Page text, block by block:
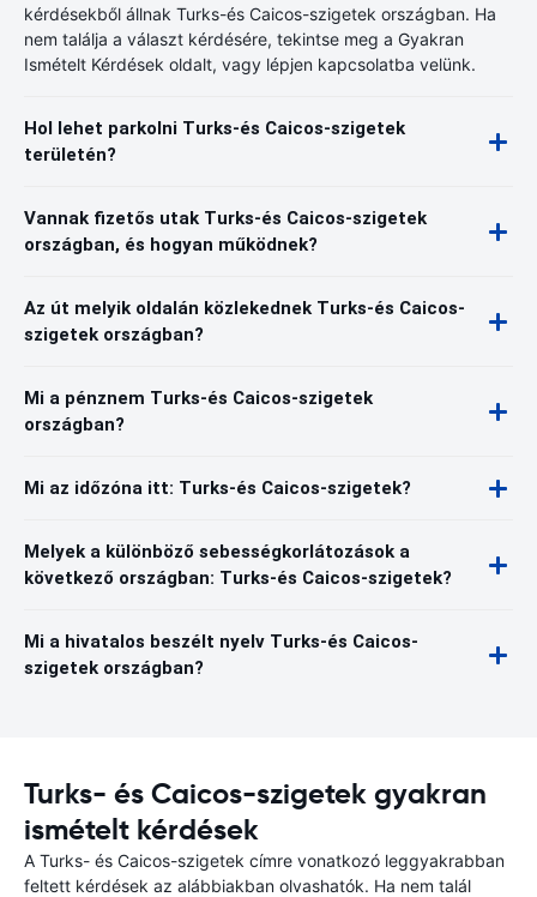
kérdésekből állnak Turks-és Caicos-szigetek országban. Ha
nem találja a választ kérdésére, tekintse meg a Gyakran
Ismételt Kérdések oldalt, vagy lépjen kapcsolatba velünk.
Hol lehet parkolni Turks-és Caicos-szigetek
területén?
Vannak fizetős utak Turks-és Caicos-szigetek
országban, és hogyan működnek?
Az út melyik oldalán közlekednek Turks-és Caicos-
szigetek országban?
Mi a pénznem Turks-és Caicos-szigetek
országban?
Mi az időzóna itt: Turks-és Caicos-szigetek?
Melyek a különböző sebességkorlátozások a
következő országban: Turks-és Caicos-szigetek?
Mi a hivatalos beszélt nyelv Turks-és Caicos-
szigetek országban?
Turks- és Caicos-szigetek gyakran
ismételt kérdések
A Turks- és Caicos-szigetek címre vonatkozó leggyakrabban
feltett kérdések az alábbiakban olvashatók. Ha nem talál